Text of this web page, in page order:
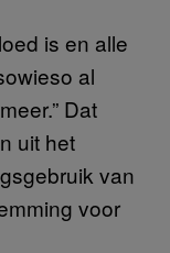
is en alle
al
Dat
uit het
van
voor